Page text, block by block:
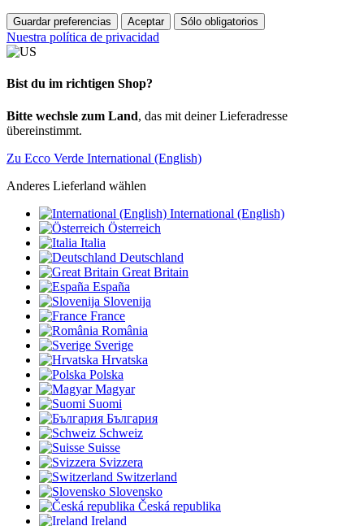
Guardar preferencias Aceptar Sólo obligatorios
Nuestra política de privacidad
Bist du im richtigen Shop?
Bitte wechsle zum Land, das mit deiner Lieferadresse
übereinstimmt.
Zu Ecco Verde International (English)
Anderes Lieferland wählen
International (English)
Österreich
Italia
Deutschland
Great Britain
España
Slovenija
France
România
Sverige
Hrvatska
Polska
Magyar
Suomi
България
Schweiz
Suisse
Svizzera
Switzerland
Slovensko
Česká republika
Ireland